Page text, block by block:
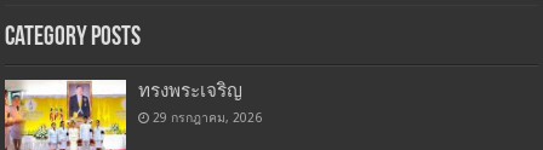
Category Posts
ทรงพระเจริญ
29 กรกฎาคม, 2026